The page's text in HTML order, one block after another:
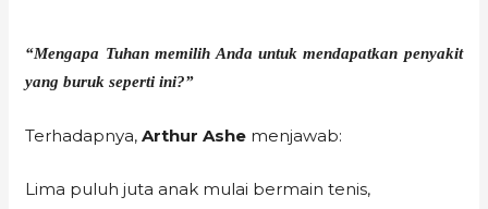
“Mengapa Tuhan memilih Anda untuk mendapatkan penyakit
yang buruk seperti ini?”
Terhadapnya,Arthur Ashe menjawab:
Lima puluh juta anak mulai bermain tenis,